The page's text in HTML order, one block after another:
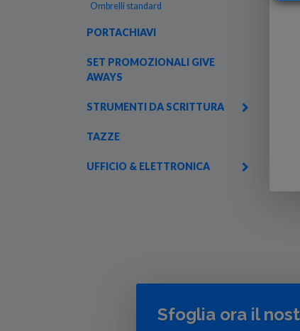
Ombrelli standard
PORTACHIAVI
SET PROMOZIONALI GIVE
AWAYS
STRUMENTI DA SCRITTURA
TAZZE
UFFICIO & ELETTRONICA
Sfoglia ora il